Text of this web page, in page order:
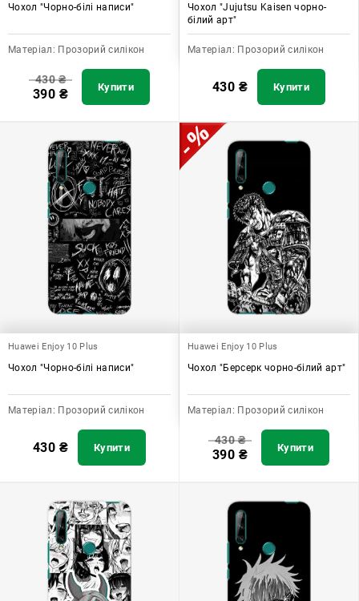
Чохол "Чорно-білі написи"
Матеріал: Прозорий силікон
430₴
390 ₴ Купити
Чохол "Jujutsu Kaisen чорно-
білий арт"
Матеріал: Прозорий силікон
430 ₴ Купити
Huawei Enjoy 10 Plus
Чохол "Чорно-білі написи"
Матеріал: Прозорий силікон
430 ₴ Купити
Huawei Enjoy 10 Plus
Чохол "Берсерк чорно-білий арт"
Матеріал: Прозорий силікон
430₴
390 ₴ Купити